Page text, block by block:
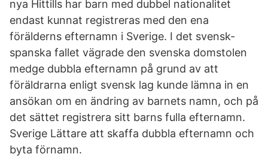
nya Hittills har barn med dubbel nationalitet
endast kunnat registreras med den ena
förälderns efternamn i Sverige. I det svensk-
spanska fallet vägrade den svenska domstolen
medge dubbla efternamn på grund av att
föräldrarna enligt svensk lag kunde lämna in en
ansökan om en ändring av barnets namn, och på
det sättet registrera sitt barns fulla efternamn.
Sverige Lättare att skaffa dubbla efternamn och
byta förnamn.